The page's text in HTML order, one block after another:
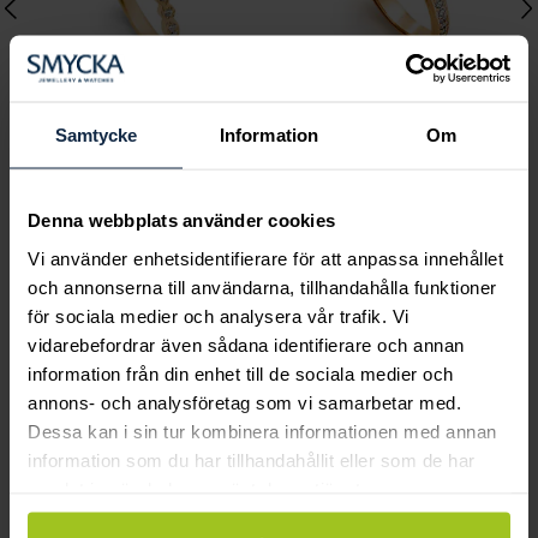
Samtycke Information Om
Denna webbplats använder cookies
Vi använder enhetsidentifierare för att anpassa innehållet
och annonserna till användarna, tillhandahålla funktioner
för sociala medier och analysera vår trafik. Vi
vidarebefordrar även sådana identifierare och annan
information från din enhet till de sociala medier och
annons- och analysföretag som vi samarbetar med.
Dessa kan i sin tur kombinera informationen med annan
information som du har tillhandahållit eller som de har
Maria 0,30 ct rödguld
Pris
19 400 kr
19 400 kr
Joline 0,20 ct rödguld
Pris
:19 360 kr
19 360 kr
Andra köpte också